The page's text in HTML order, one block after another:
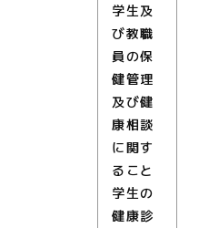
学生及
び教職
員の保
健管理
及び健
康相談
に関す
ること
学生の
健康診